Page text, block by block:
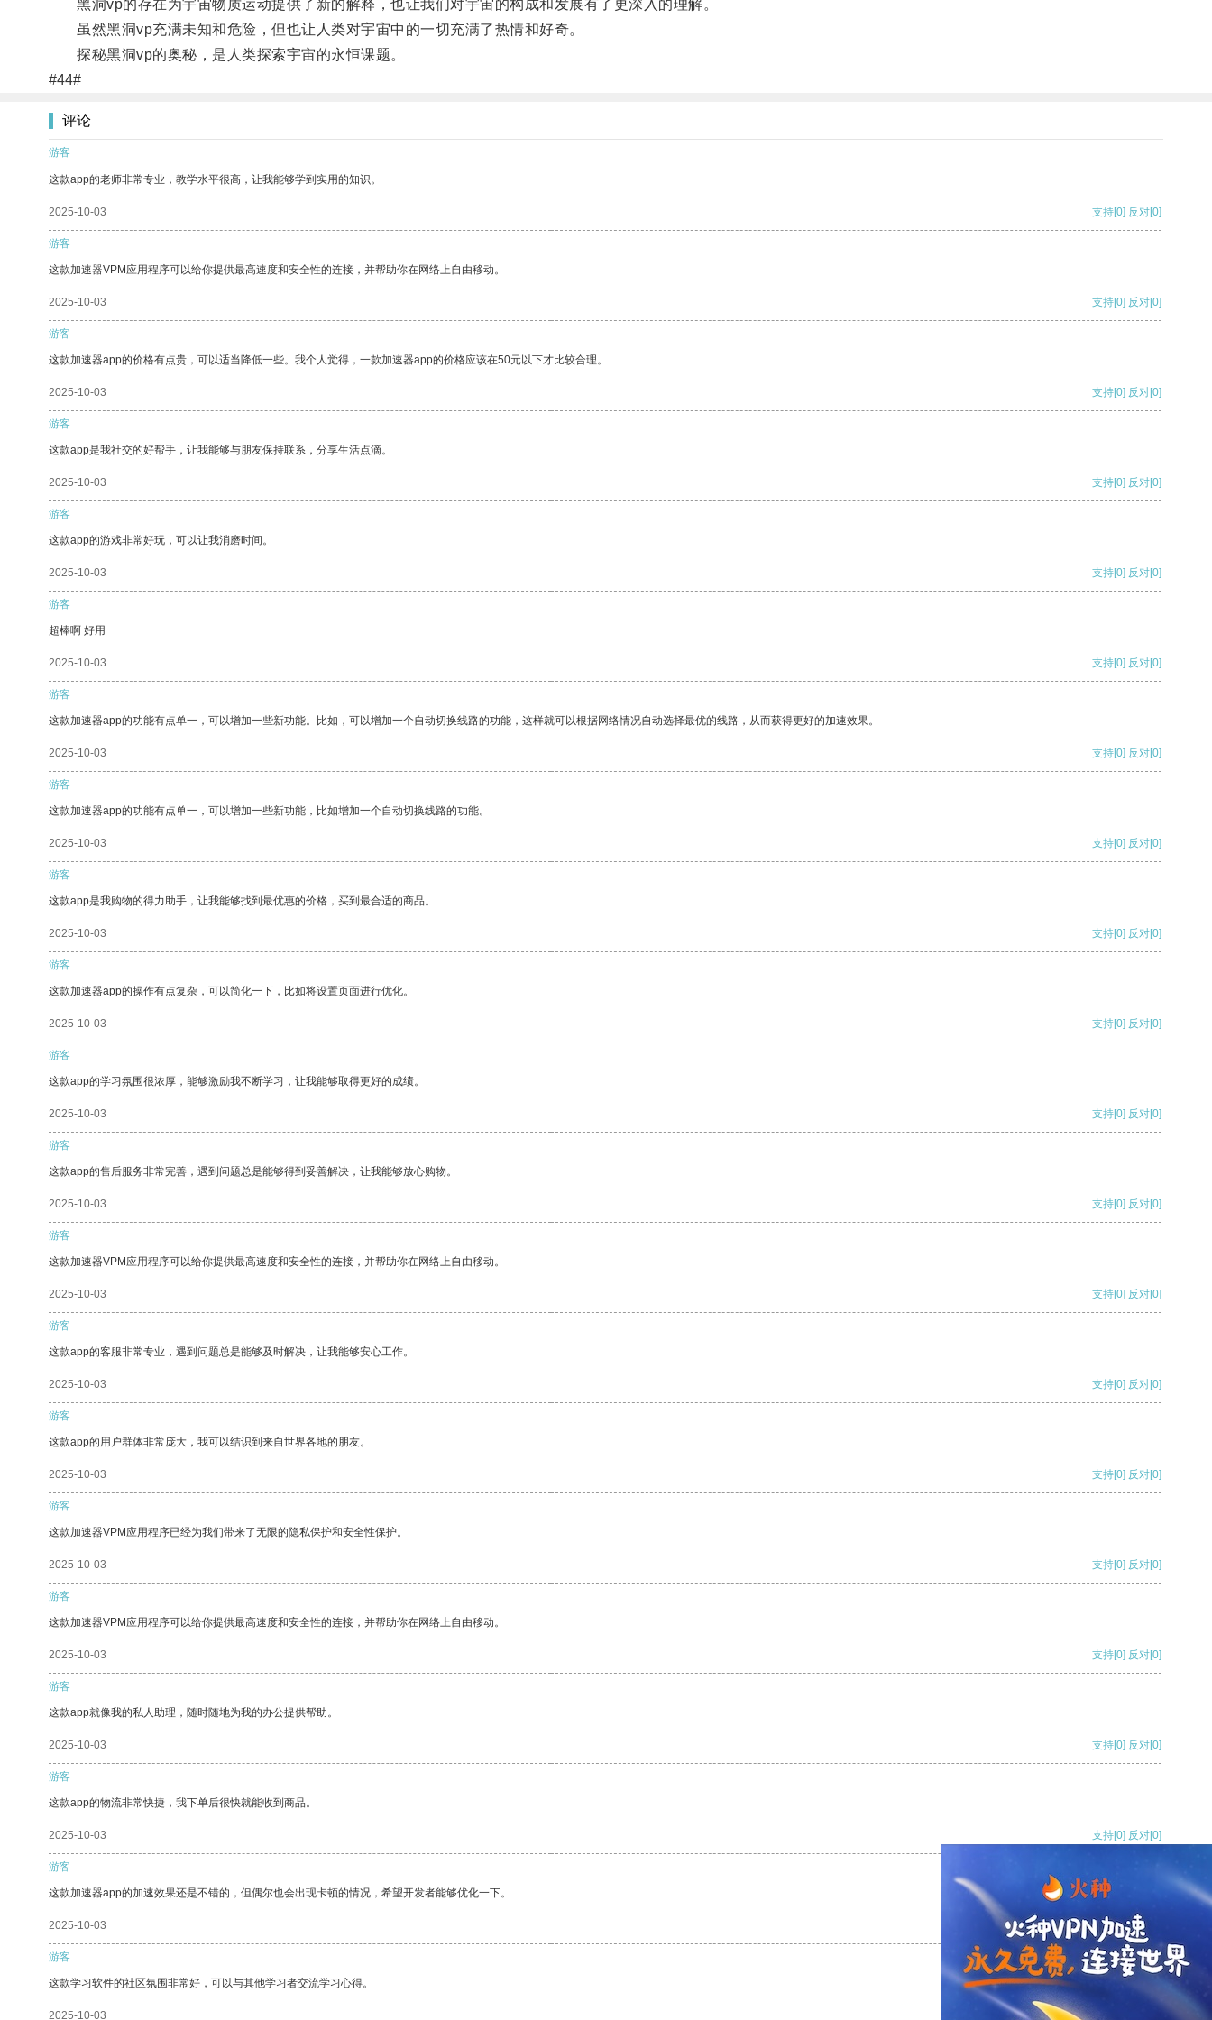
黑洞vp的存在为宇宙物质运动提供了新的解释，也让我们对宇宙的构成和发展有了更深入的理解。
虽然黑洞vp充满未知和危险，但也让人类对宇宙中的一切充满了热情和好奇。
探秘黑洞vp的奥秘，是人类探索宇宙的永恒课题。
#44#
评论
游客
这款app的老师非常专业，教学水平很高，让我能够学到实用的知识。
2025-10-03 支持[0] 反对[0]
游客
这款加速器VPM应用程序可以给你提供最高速度和安全性的连接，并帮助你在网络上自由移动。
2025-10-03 支持[0] 反对[0]
游客
这款加速器app的价格有点贵，可以适当降低一些。我个人觉得，一款加速器app的价格应该在50元以下才比较合理。
2025-10-03 支持[0] 反对[0]
游客
这款app是我社交的好帮手，让我能够与朋友保持联系，分享生活点滴。
2025-10-03 支持[0] 反对[0]
游客
这款app的游戏非常好玩，可以让我消磨时间。
2025-10-03 支持[0] 反对[0]
游客
超棒啊 好用
2025-10-03 支持[0] 反对[0]
游客
这款加速器app的功能有点单一，可以增加一些新功能。比如，可以增加一个自动切换线路的功能，这样就可以根据网络情况自动选择最优的线路，从而获得更好的加速效果。
2025-10-03 支持[0] 反对[0]
游客
这款加速器app的功能有点单一，可以增加一些新功能，比如增加一个自动切换线路的功能。
2025-10-03 支持[0] 反对[0]
游客
这款app是我购物的得力助手，让我能够找到最优惠的价格，买到最合适的商品。
2025-10-03 支持[0] 反对[0]
游客
这款加速器app的操作有点复杂，可以简化一下，比如将设置页面进行优化。
2025-10-03 支持[0] 反对[0]
游客
这款app的学习氛围很浓厚，能够激励我不断学习，让我能够取得更好的成绩。
2025-10-03 支持[0] 反对[0]
游客
这款app的售后服务非常完善，遇到问题总是能够得到妥善解决，让我能够放心购物。
2025-10-03 支持[0] 反对[0]
游客
这款加速器VPM应用程序可以给你提供最高速度和安全性的连接，并帮助你在网络上自由移动。
2025-10-03 支持[0] 反对[0]
游客
这款app的客服非常专业，遇到问题总是能够及时解决，让我能够安心工作。
2025-10-03 支持[0] 反对[0]
游客
这款app的用户群体非常庞大，我可以结识到来自世界各地的朋友。
2025-10-03 支持[0] 反对[0]
游客
这款加速器VPM应用程序已经为我们带来了无限的隐私保护和安全性保护。
2025-10-03 支持[0] 反对[0]
游客
这款加速器VPM应用程序可以给你提供最高速度和安全性的连接，并帮助你在网络上自由移动。
2025-10-03 支持[0] 反对[0]
游客
这款app就像我的私人助理，随时随地为我的办公提供帮助。
2025-10-03 支持[0] 反对[0]
游客
这款app的物流非常快捷，我下单后很快就能收到商品。
2025-10-03 支持[0] 反对[0]
游客
这款加速器app的加速效果还是不错的，但偶尔也会出现卡顿的情况，希望开发者能够优化一下。
2025-10-03 支持[0] 反对
游客
这款学习软件的社区氛围非常好，可以与其他学习者交流学习心得。
2025-10-03 支持